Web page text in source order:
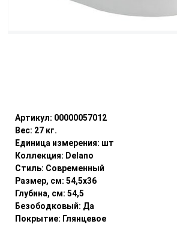
Артикул: 00000057012
Вес: 27 кг.
Единица измерения: шт
Коллекция: Delano
Стиль: Современный
Размер, см: 54,5x36
Глубина, см: 54,5
Безободковый: Да
Покрытие: Глянцевое